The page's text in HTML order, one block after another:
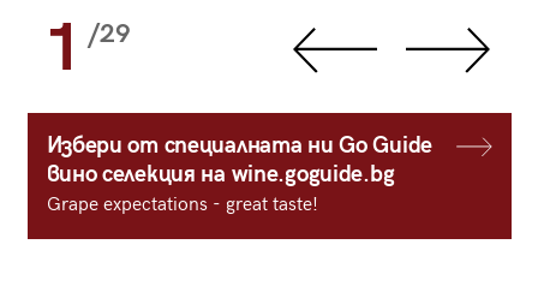
1 /29
Избери от специалната ни Go Guide
вино селекция на wine.goguide.bg
Grape expectations - great taste!